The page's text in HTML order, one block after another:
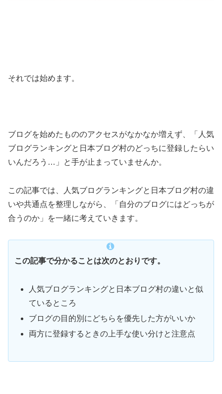
それでは始めます。
ブログを始めたもののアクセスがなかなか増えず、「人気
ブログランキングと日本ブログ村のどっちに登録したらい
いんだろう…」と手が止まっていませんか。
この記事では、人気ブログランキングと日本ブログ村の違
いや共通点を整理しながら、「自分のブログにはどっちが
合うのか」を一緒に考えていきます。
この記事で分かることは次のとおりです。
人気ブログランキングと日本ブログ村の違いと似
ているところ
ブログの目的別にどちらを優先した方がいいか
両方に登録するときの上手な使い分けと注意点